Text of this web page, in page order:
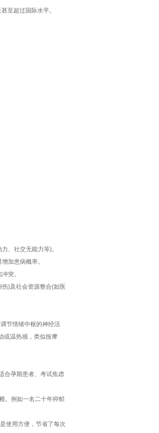
至超过国际水平。
、社交无能力等)。
加患病概率。
突。
)及社会资源整合(如医
节情绪中枢的神经活
或温热感，类似按摩
合孕期患者、考试焦虑
。例如一名二十年抑郁
使用方便，节省了每次